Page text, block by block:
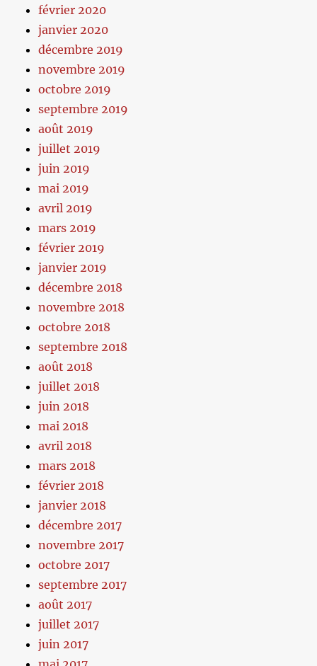
février 2020
janvier 2020
décembre 2019
novembre 2019
octobre 2019
septembre 2019
août 2019
juillet 2019
juin 2019
mai 2019
avril 2019
mars 2019
février 2019
janvier 2019
décembre 2018
novembre 2018
octobre 2018
septembre 2018
août 2018
juillet 2018
juin 2018
mai 2018
avril 2018
mars 2018
février 2018
janvier 2018
décembre 2017
novembre 2017
octobre 2017
septembre 2017
août 2017
juillet 2017
juin 2017